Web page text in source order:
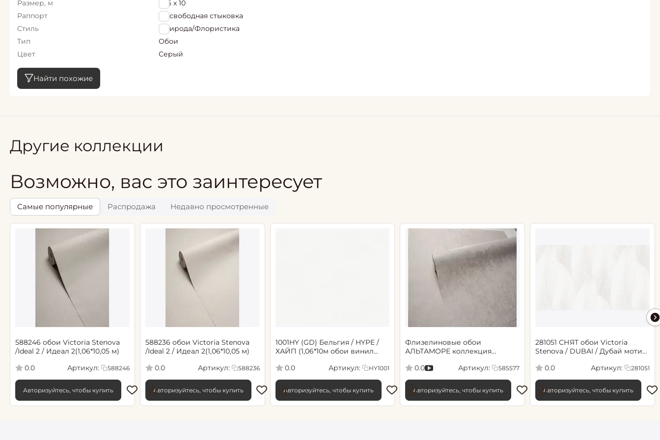
Размер, м
1,06 х 10
Раппорт
64 свободная стыковка
Стиль
Природа/Флористика
Тип
Обои
Цвет
Серый
Найти похожие
Другие коллекции
Возможно, вас это заинтересует
Самые популярные Распродажа Недавно просмотренные
588246 обои Victoria Stenova
/Ideal 2 / Идеал 2(1,06*10,05 м)
0.0
Артикул: 588246
Авторизуйтесь, чтобы купить
588236 обои Victoria Stenova
/Ideal 2 / Идеал 2(1,06*10,05 м)
0.0
Артикул: 588236
Авторизуйтесь, чтобы купить
1001HY (GD) Бельгия / HYPE /
ХАЙП (1,06*10м обои винил
0.0
Артикул: HY1001
Авторизуйтесь, чтобы купить
Флизелиновые обои
АЛЬТАМОРЕ коллекция
0.0
Артикул: 585577
Авторизуйтесь, чтобы купить
281051 СНЯТ обои Victoria
Stenova / DUBAI / Дубай мотив
0.0
Артикул: 281051
Авторизуйтесь, чтобы купить